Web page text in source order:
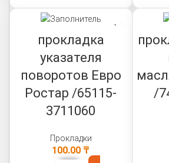
прокладка
указателя
поворотов Евро
Ростар /65115-
3711060
Прокладки
100.00 ₸
/